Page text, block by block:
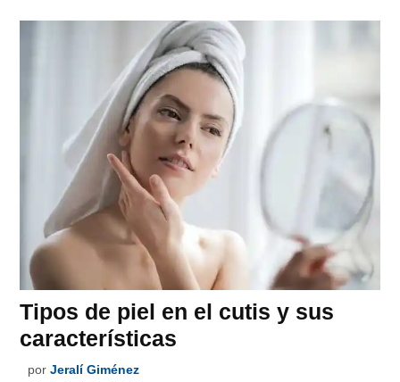
Tipos de piel en el cutis y sus
características
por Jeralí Giménez